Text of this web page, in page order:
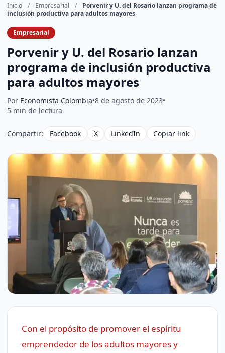
Inicio / Empresarial /
Porvenir y U. del Rosario lanzan programa de
inclusión productiva para adultos mayores
Empresarial
Porvenir y U. del Rosario lanzan
programa de inclusión productiva
para adultos mayores
Por Economista Colombia•8 de agosto de 2023•
5 min de lectura
Compartir: Facebook X LinkedIn Copiar link
Con el propósito de promover el espíritu
emprendedor de los adultos mayores y